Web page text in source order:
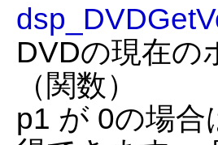
DVDの現在の
（関数）
p1 が 0の場